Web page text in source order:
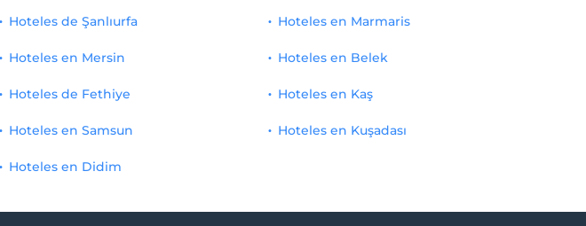
Hoteles de Şanlıurfa
Hoteles en Mersin
Hoteles de Fethiye
Hoteles en Samsun
Hoteles en Didim
Hoteles en Marmaris
Hoteles en Belek
Hoteles en Kaş
Hoteles en Kuşadası